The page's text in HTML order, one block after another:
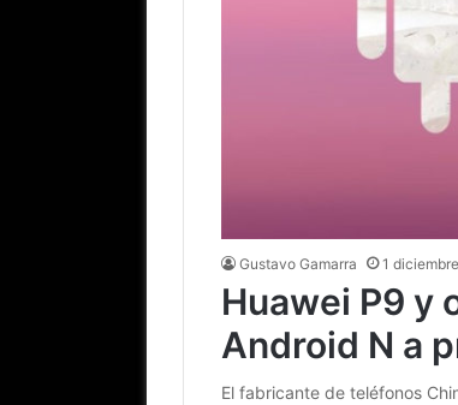
Gustavo Gamarra 1
Huawei P9 y
Android N a
El fabricante de teléfonos